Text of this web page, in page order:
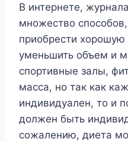
В интернете,
множество
приобрести хорошую
уменьшить объем и
спортивные залы,
масса, но так как
индивидуален, то и
должен быть
сожалению, диета